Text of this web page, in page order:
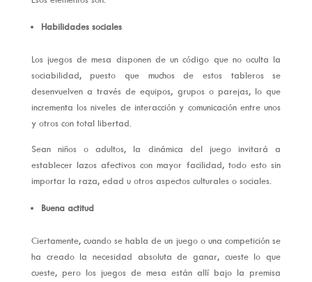
Habilidades sociales
Los juegos de mesa disponen de un código que no oculta la
sociabilidad, puesto que muchos de estos tableros se
desenvuelven a través de equipos, grupos o parejas, lo que
incrementa los niveles de interacción y comunicación entre unos
y otros con total libertad.
Sean niños o adultos, la dinámica del juego invitará a
establecer lazos afectivos con mayor facilidad, todo esto sin
importar la raza, edad u otros aspectos culturales o sociales.
Buena actitud
Ciertamente, cuando se habla de un juego o una competición se
ha creado la necesidad absoluta de ganar, cueste lo que
cueste, pero los juegos de mesa están allí bajo la premisa